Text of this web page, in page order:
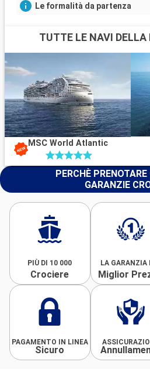
Le formalità da partenza
TUTTE LE NAVI DELLA
MSC World Atlantic
PERCHÈ
GARANZIE
PIÙ DI 10 000
Crociere
LA GARANZIA
Miglior
PAGAMENTO IN LINEA
Sicuro